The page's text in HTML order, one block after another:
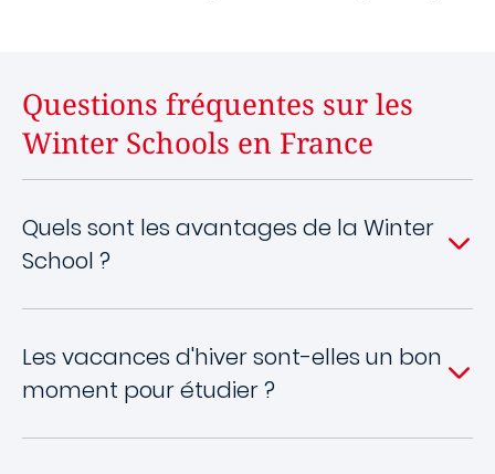
Questions fréquentes sur les
Winter Schools en France
Quels sont les avantages de la Winter
School ?
Les vacances d'hiver sont-elles un bon
moment pour étudier ?